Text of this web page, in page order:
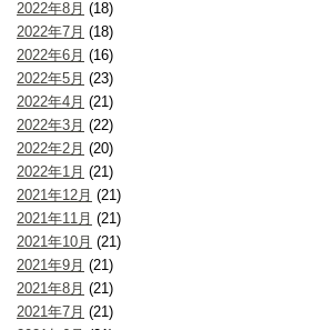
2022年8月 (18)
2022年7月 (18)
2022年6月 (16)
2022年5月 (23)
2022年4月 (21)
2022年3月 (22)
2022年2月 (20)
2022年1月 (21)
2021年12月 (21)
2021年11月 (21)
2021年10月 (21)
2021年9月 (21)
2021年8月 (21)
2021年7月 (21)